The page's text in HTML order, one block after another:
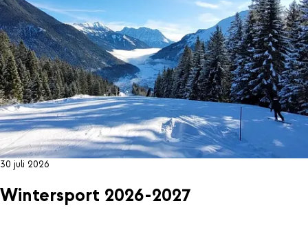
30 juli 2026
Wintersport 2026-2027